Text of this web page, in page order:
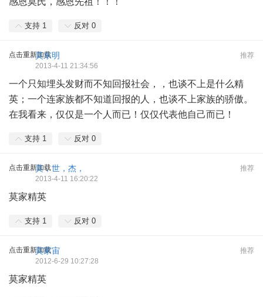
支持 1 反对 0
点击重新加载 推荐
莫东明
2013-4-11 21:34:56
一个只知埋头发财而不知回报社会，，也谈不上是什么精
英；一个连家族都不知道回报的人，也谈不上家族的骄傲。
在我看来，仅仅是一个人而已！仅仅代表他自己而已！
支持 1 反对 0
点击重新加载 推荐
莫，世，杰，
2013-4-11 16:20:22
莫家精英
支持 1 反对 0
点击重新加载 推荐
莫家宙
2012-6-29 10:27:28
莫家精英